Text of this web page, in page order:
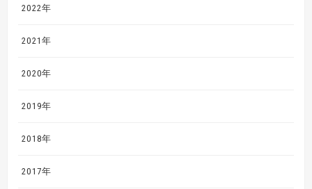
2022年
2021年
2020年
2019年
2018年
2017年